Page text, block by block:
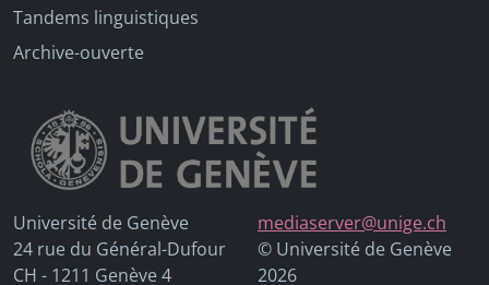
Tandems linguistiques
Archive-ouverte
Université de Genève
24 rue du Général-Dufour
CH - 1211 Genève 4
mediaserver@unige.ch
© Université de Genève
2026